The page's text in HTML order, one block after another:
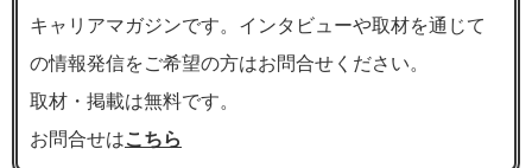
キャリアマガジンです。インタビューや取材を通じて
の情報発信をご希望の方はお問合せください。
取材・掲載は無料です。
お問合せはこちら